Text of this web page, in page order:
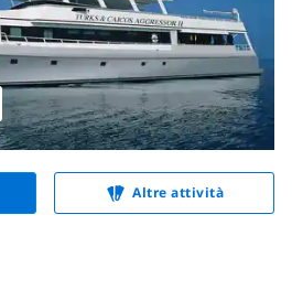
Altre attività